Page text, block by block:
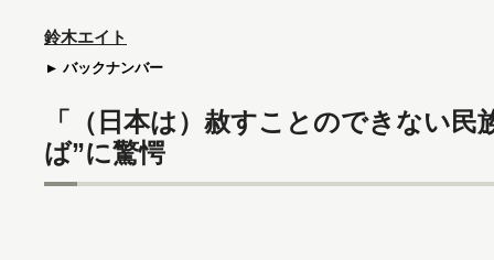
鈴木エイト
バックナンバー
「（日本は）赦すことのできない民
ば”に驚愕